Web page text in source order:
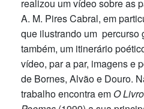
realizou um vídeo sobre as
A. M. Pires Cabral, em
que ilustrando um percurso
também, um itinerário
vídeo, par a par, imagens e
de Bornes, Alvão e Douro.
trabalho encontra em O